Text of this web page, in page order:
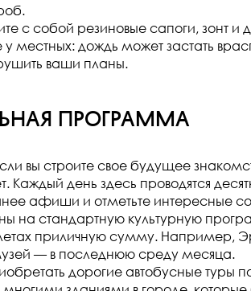
с собой резиновые сапоги,
местных: дождь может застать
ваши планы.
программа
вы строите свое будущее
Каждый день здесь проводятся
афиши и отметьте интересные
на стандартную культурную
приличную сумму. Например,
— в последнюю среду месяца.
дорогие автобусные